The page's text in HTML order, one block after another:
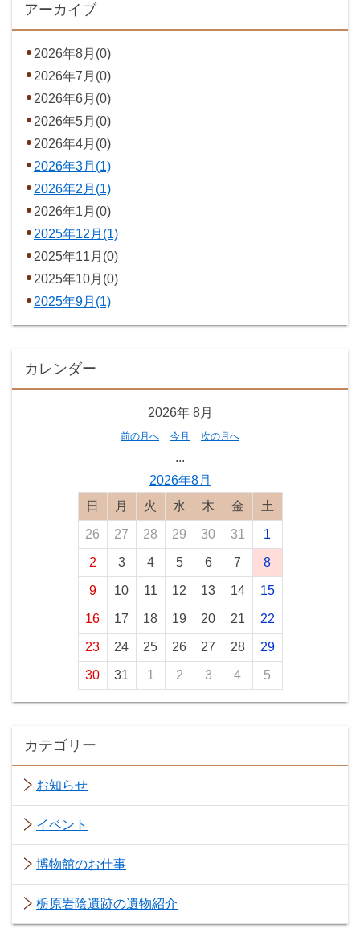
アーカイブ
2026年8月(0)
2026年7月(0)
2026年6月(0)
2026年5月(0)
2026年4月(0)
2026年3月(1)
2026年2月(1)
2026年1月(0)
2025年12月(1)
2025年11月(0)
2025年10月(0)
2025年9月(1)
カレンダー
2026年 8月
前の月へ 今月 次の月へ
...
2026年8月
日曜日月曜日火曜日水曜日木曜日金曜日土曜日
26 27 28 29 30 31 1
2 3 4 5 6 7 8
9 10 11 12 13 14 15
16 17 18 19 20 21 22
23 24 25 26 27 28 29
30 31 1 2 3 4 5
カテゴリー
お知らせ
イベント
博物館のお仕事
栃原岩陰遺跡の遺物紹介